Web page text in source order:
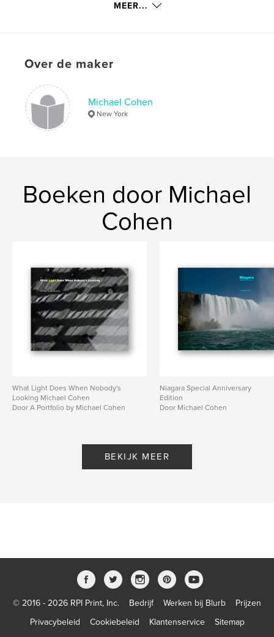
MEER...
Over de maker
Michael Cohen
New York
Boeken door Michael
Cohen
What Light Does When Nobody's
Looking Michael Cohen
Door A Portfolio by Michael Cohen
Niagara Special Anniversary
Edition
Door Michael Cohen
BEKIJK MEER
© 2016 - 2026 RPI Print, Inc. Bedrijf Werken bij Blurb
Prijzen
Privacybeleid
Cookiebeleid Klantenservice Sitemap